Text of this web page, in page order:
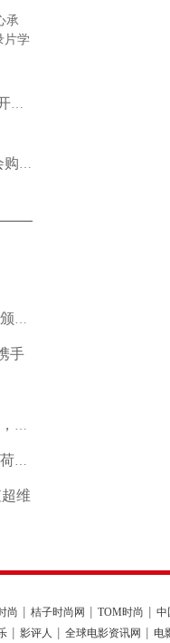
承
片学
央视新闻首场AIGC大型晚会“AI奇妙夜”即将开启 携手可灵AI打造
龙俊亨开小号记录夫妻日常！与爱妻泫雅约会购物，甜蜜婚后生活首度曝
出品人项亮月受邀出席第十四届中国纪录片学院奖颁奖盛
手
龙俊亨开小号记录夫妻日常！与爱妻泫雅约会购物，甜蜜婚后
【2024 MBC演技大赏】公开7位大赏候选人！从李荷妮、韩
维
尚 桔子时尚网 TOM时尚 中
影评人 全球电影资讯网 电